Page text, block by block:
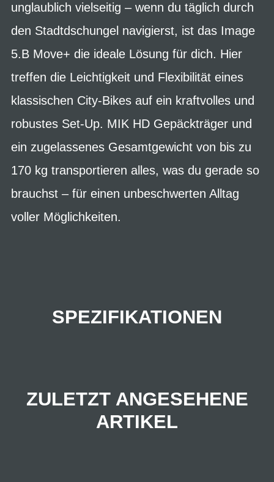
unglaublich vielseitig – wenn du täglich durch
den Stadtdschungel navigierst, ist das Image
5.B Move+ die ideale Lösung für dich. Hier
treffen die Leichtigkeit und Flexibilität eines
klassischen City-Bikes auf ein kraftvolles und
robustes Set-Up. MIK HD Gepäckträger und
ein zugelassenes Gesamtgewicht von bis zu
170 kg transportieren alles, was du gerade so
brauchst – für einen unbeschwerten Alltag
voller Möglichkeiten.
SPEZIFIKATIONEN
ZULETZT ANGESEHENE
ARTIKEL